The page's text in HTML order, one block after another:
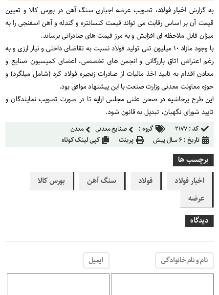
به گزارش اخبار فولاد، تصویب عرضه اجباری سنگ آهن در بورس کالا و تعیین
قیمت آن بر اساس رقابت می تواند قیمت کنسانتره و گندله و آهن اسفنجی را به
میزان قابل ملاحظه ای افزایش و به مرز قیمت های صادراتی برساند.
با وجود مازاد ۱۰ میلیون تنی تولید فولاد نسبت به تقاضای داخلی و نیار ارزی و به
رغم اعتراض اتاق بازرگانی و انجمن های تخصصی، اعضای کمیسیون صنایع و
معادن اقدام به تایید اخذ مالیات از صادرات زنجیره فولاد کرد (شامل میلگرد) و
حوزه معاونت معدنی وزارت صنعت با این پیشنهاد موافق بود.
این طرح پرحاشیه در صحن علنی مجلس ارایه تا در صورت تصویب نمایندگان و
تایید شورای نگهبان، تبدیل به قانون شود.
کد :۲۱۷۷ گروه : صنایع معدنی
معدن
تاریخ :۶ سال پیش پرینت کپی لینک کوتاه
برچسب ها
اخبار فولاد
فولاد سنگ آهن
بورس کالا
عرضه
دیدگاه
نام و نام خانوادگی ایمیل